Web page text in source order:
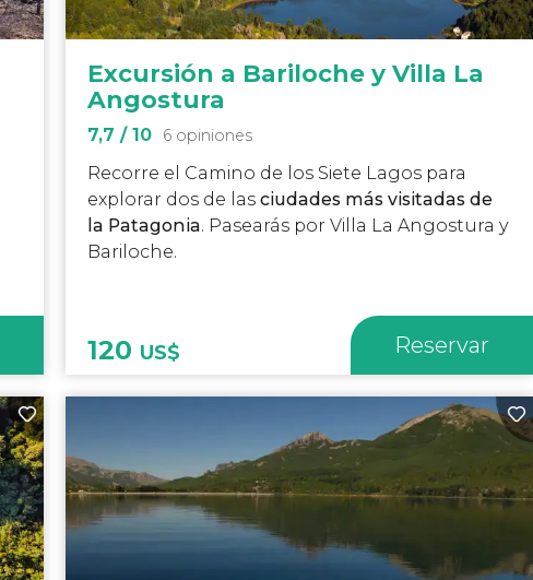
Excursión a Bariloche y Villa La
Angostura
7,7 / 10 6 opiniones
Recorre el Camino de los Siete Lagos para
explorar dos de las ciudades más visitadas de
la Patagonia. Pasearás por Villa La Angostura y
Bariloche.
120 US$ Reservar